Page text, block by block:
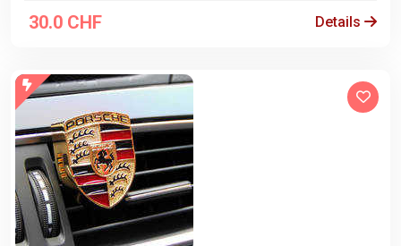
30.0 CHF Details